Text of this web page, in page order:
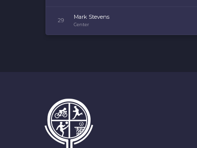
29 Mark Stevens
Center